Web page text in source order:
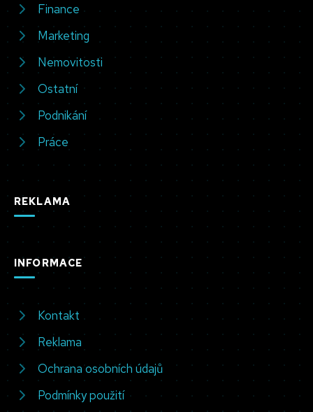
Finance
Marketing
Nemovitosti
Ostatní
Podnikání
Práce
REKLAMA
INFORMACE
Kontakt
Reklama
Ochrana osobních údajů
Podmínky použití